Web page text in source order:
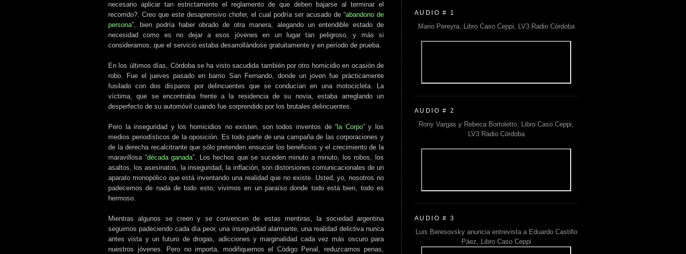
necesario aplicar tan estrictamente el reglamento de que deben bajarse al terminar el
recorrido?. Creo que este desaprensivo chofer, el cual podría ser acusado de “abandono de
persona”, bien podría haber obrado de otra manera, alegando un entendible estado de
necesidad como es no dejar a esos jóvenes en un lugar tan peligroso, y más si
consideramos, que el servicio estaba desarrollándose gratuitamente y en período de prueba.
En los últimos días, Córdoba se ha visto sacudida también por otro homicidio en ocasión de
robo. Fue el jueves pasado en barrio San Fernando, donde un joven fue prácticamente
fusilado con dos disparos por delincuentes que se conducían en una motocicleta. La
víctima, que se encontraba frente a la residencia de su novia, estaba arreglando un
desperfecto de su automóvil cuando fue sorprendido por los brutales delincuentes.
Pero la inseguridad y los homicidios no existen, son todos inventos de “ la Corpo” y los
medios periodísticos de la oposición. Es todo parte de una campaña de las corporaciones y
de la derecha recalcitrante que sólo pretenden ensuciar los beneficios y el crecimiento de la
maravillosa “década ganada”. Los hechos que se suceden minuto a minuto, los robos, los
asaltos, los asesinatos, la inseguridad, la inflación, son distorsiones comunicacionales de un
aparato monopólico que está inventando una realidad que no existe. Usted, yo, nosotros no
padecemos de nada de todo esto, vivimos en un paraíso donde todo está bien, todo es
hermoso.
Mientras algunos se creen y se convencen de estas mentiras, la sociedad argentina
seguimos padeciendo cada día peor, una inseguridad alarmante, una realidad delictiva nunca
antes vista y un futuro de drogas, adicciones y marginalidad cada vez más oscuro para
nuestros jóvenes. Pero no importa, modifiquemos el Código Penal, reduzcamos penas,
AUDIO # 1
Mario Pereyra, Libro Caso Ceppi, LV3 Radio Córdoba
AUDIO # 2
Rony Vargas y Rebeca Bortoletto, Libro Caso Ceppi,
LV3 Radio Córdoba
AUDIO # 3
Luis Beresovsky anuncia entrevista a Eduardo Castillo
Páez, Libro Caso Ceppi